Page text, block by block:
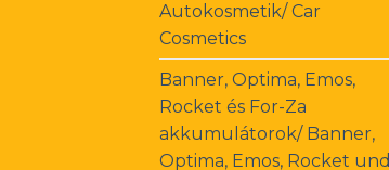
Autokosmetik/ Car
Cosmetics
Banner, Optima, Emos,
Rocket és For-Za
akkumulátorok/ Banner,
Optima, Emos, Rocket und